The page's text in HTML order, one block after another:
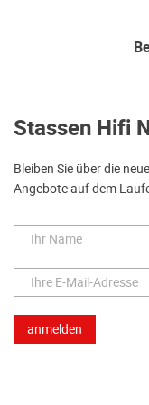
Stassen Hifi
Bleiben Sie über die
Angebote auf dem